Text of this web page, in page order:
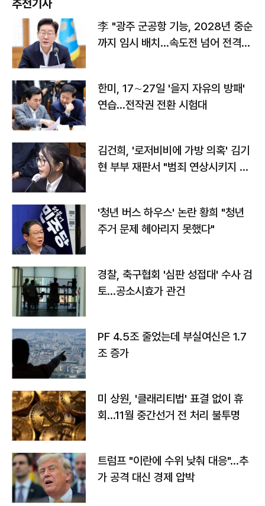
추천기사
李 "광주 군공항 기능, 2028년 중순
까지 임시 배치…속도전 넘어 전격
한미, 17∼27일 '을지 자유의 방패'
연습…전작권 전환 시험대
김건희, '로저비비에 가방 의혹' 김기
현 부부 재판서 "범죄 연상시키지 말
'청년 버스 하우스' 논란 황희 "청년
주거 문제 헤아리지 못했다"
경찰, 축구협회 '심판 성접대' 수사 검
토…공소시효가 관건
PF 4.5조 줄었는데 부실여신은 1.7
조 증가
미 상원, '클래리티법' 표결 없이 휴
회…11월 중간선거 전 처리 불투명
트럼프 "이란에 수위 낮춰 대응"…추
가 공격 대신 경제 압박